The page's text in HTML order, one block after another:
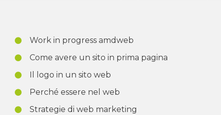
Work in progress amdweb
Come avere un sito in prima pagina
Il logo in un sito web
Perché essere nel web
Strategie di web marketing